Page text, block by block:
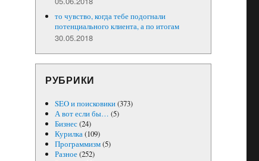
то чувство, когда тебе подогнали
потенциального клиента, а по итогам
30.05.2018
РУБРИКИ
SEO и поисковики(373)
А вот если бы… (5)
Бизнес(24)
Курилка(109)
Программизм(5)
Разное(252)